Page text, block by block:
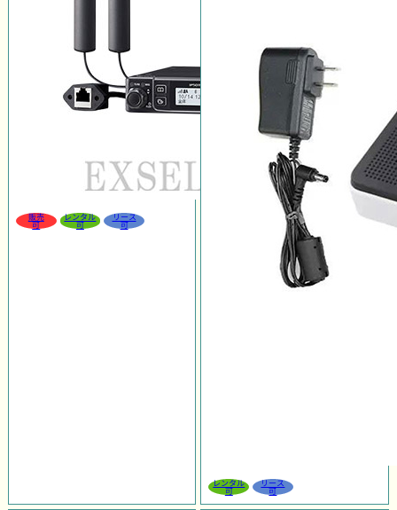
販売
可
レンタル
可
リース
可
レンタル
可
リース
可